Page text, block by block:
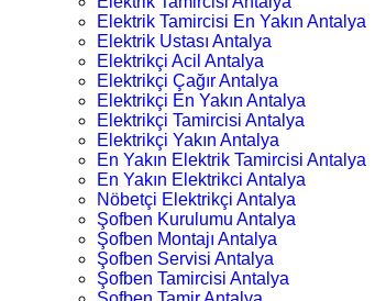
Elektrik Tamircisi En Yakın Antalya
Elektrik Ustası Antalya
Elektrikçi Acil Antalya
Elektrikçi Çağır Antalya
Elektrikçi En Yakın Antalya
Elektrikçi Tamircisi Antalya
Elektrikçi Yakın Antalya
En Yakın Elektrik Tamircisi Antalya
En Yakın Elektrikci Antalya
Nöbetçi Elektrikçi Antalya
Şofben Kurulumu Antalya
Şofben Montajı Antalya
Şofben Servisi Antalya
Şofben Tamircisi Antalya